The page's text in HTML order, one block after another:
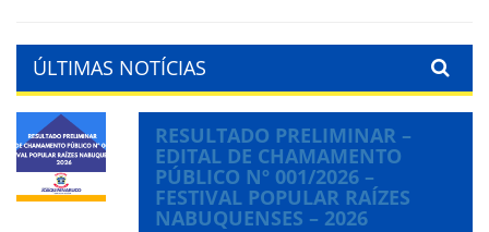
ÚLTIMAS NOTÍCIAS
RESULTADO PRELIMINAR –
EDITAL DE CHAMAMENTO
PÚBLICO Nº 001/2026 –
FESTIVAL POPULAR RAÍZES
NABUQUENSES – 2026